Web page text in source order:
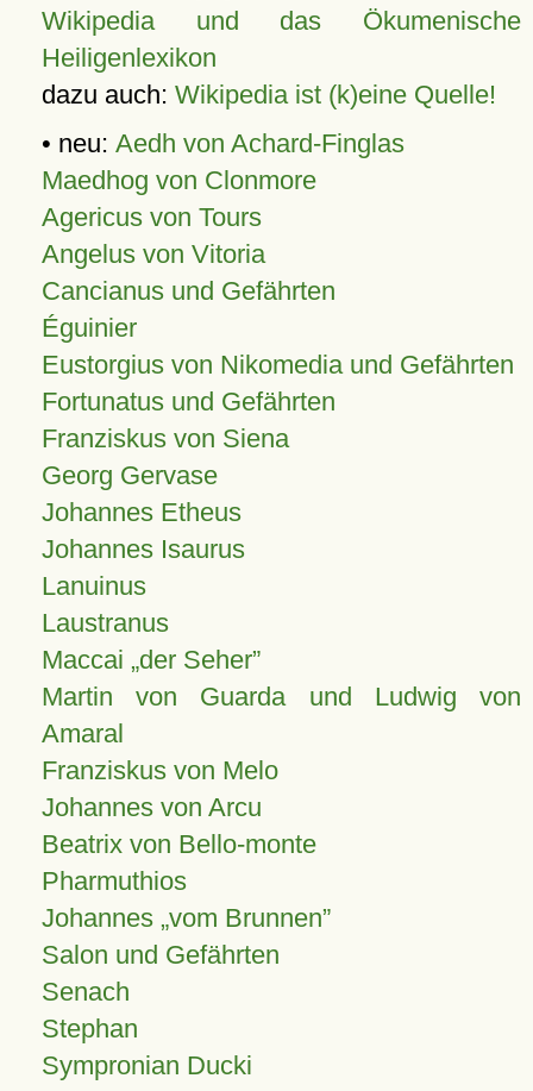
Wikipedia und das Ökumenische
Heiligenlexikon
dazu auch: Wikipedia ist (k)eine Quelle!
• neu: Aedh von Achard-Finglas
Maedhog von Clonmore
Agericus von Tours
Angelus von Vitoria
Cancianus und Gefährten
Éguinier
Eustorgius von Nikomedia und Gefährten
Fortunatus und Gefährten
Franziskus von Siena
Georg Gervase
Johannes Etheus
Johannes Isaurus
Lanuinus
Laustranus
Maccai „der Seher”
Martin von Guarda und Ludwig von
Amaral
Franziskus von Melo
Johannes von Arcu
Beatrix von Bello-monte
Pharmuthios
Johannes vom Brunnen
Salon und Gefährten
Senach
Stephan
Sympronian Ducki